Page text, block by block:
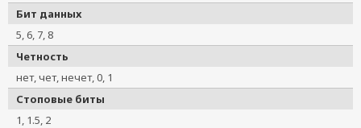
Бит данных
5, 6, 7, 8
Четность
нет, чет, нечет, 0, 1
Стоповые биты
1, 1.5, 2